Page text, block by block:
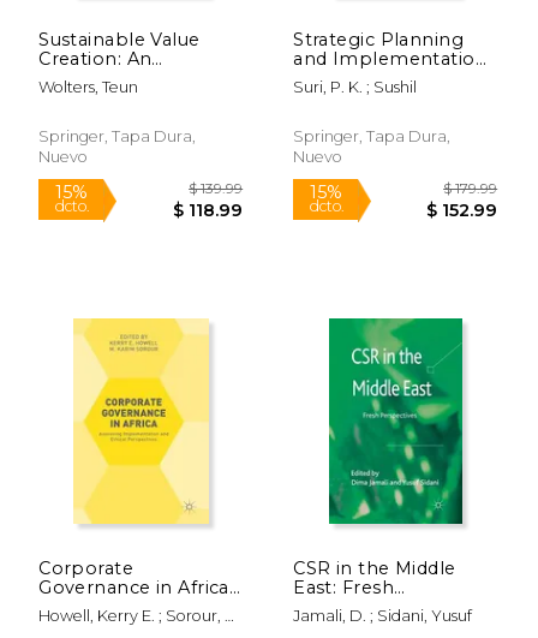
6%
dcto. $ 224.00
15%
dcto. $
Sustainable Value
Creation: An
Inevitable Challenge
to Business and
Wolters, Teun
Springer, Tapa Dura,
Nuevo
Strategic Planning
and Implementation
of E-Governance (en
Inglés)
Suri, P. K. ; Sushil
Springer, Tapa Dura,
Nuevo
Corporate
Governance in Africa:
Assessing
Implementation and
Howell, Kerry E. ; Sorour, M.
CSR in the Middle
East: Fresh
Perspectives (en
Inglés)
Jamali, D. ; Sidani, Yusuf